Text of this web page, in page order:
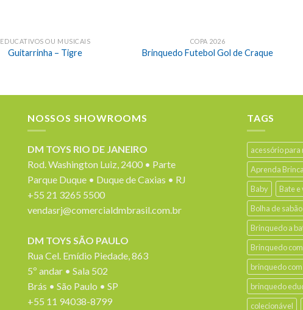
EDUCATIVOS OU MUSICAIS
Guitarrinha – Tigre
COPA 2026
Brinquedo Futebol Gol de Craque
NOSSOS SHOWROOMS
DM TOYS RIO DE JANEIRO
Rod. Washington Luiz, 2400 • Parte
Parque Duque • Duque de Caxias • RJ
+55 21 3265 5500
vendasrj@comercialdmbrasil.com.br
DM TOYS SÃO PAULO
Rua Cel. Emídio Piedade, 863
5º andar • Sala 502
Brás • São Paulo • SP
+55 11 94038-8799
TAGS
acessório para
Aprenda
Baby
Bate e
Bolha de sabão
Brinquedo a
Brinquedo
brinquedo
brinquedo
colecionável